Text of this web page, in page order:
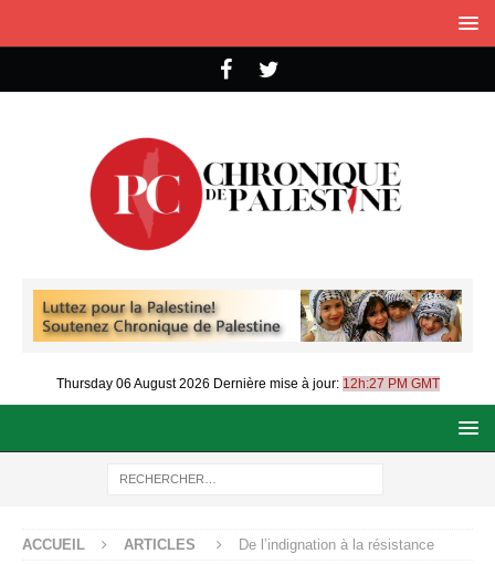
Thursday 06 August 2026 Dernière mise à jour: 12h:27 PM GMT
ACCUEIL ARTICLES De l’indignation à la résistance